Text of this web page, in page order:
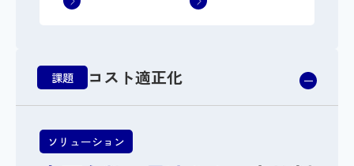
課題 コスト適正化
ソリューション